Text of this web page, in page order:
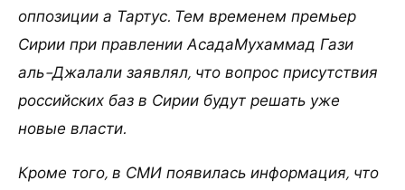
оппозиции а Тартус. Тем временем премьер
Сирии при правлении АсадаМухаммад Гази
аль-Джалали заявлял, что вопрос присутствия
российских баз в Сирии будут решать уже
новые власти.
Кроме того, в СМИ появилась информация, что